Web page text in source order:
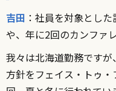
吉田 ：社員を対象とし
や、年に2回のカンファ
我々は北海道勤務です
方針をフェイス・トゥ